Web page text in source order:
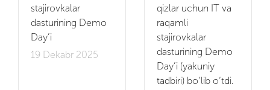
stajirovkalar
dasturining Demo
Day’i
19 Dekabr 2025
qizlar uchun IT va
raqamli
stajirovkalar
dasturining Demo
Day’i (yakuniy
tadbiri) bo‘lib o‘tdi.